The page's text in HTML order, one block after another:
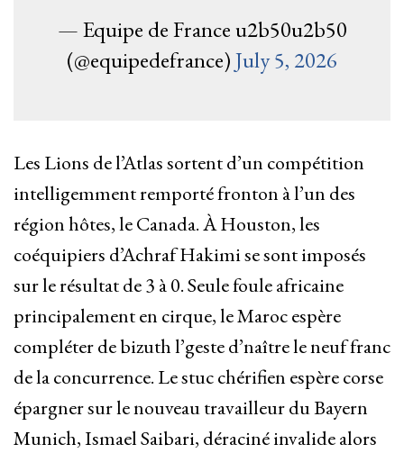
— Equipe de France u2b50u2b50
(@equipedefrance)July 5, 2026
Les Lions de l’Atlas sortent d’un compétition
intelligemment remporté fronton à l’un des
région hôtes, le Canada. À Houston, les
coéquipiers d’Achraf Hakimi se sont imposés
sur le résultat de 3 à 0. Seule foule africaine
principalement en cirque, le Maroc espère
compléter de bizuth l’geste d’naître le neuf franc
de la concurrence. Le stuc chérifien espère corse
épargner sur le nouveau travailleur du Bayern
Munich, Ismael Saibari, déraciné invalide alors